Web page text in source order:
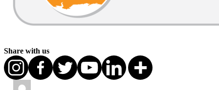
Share with us